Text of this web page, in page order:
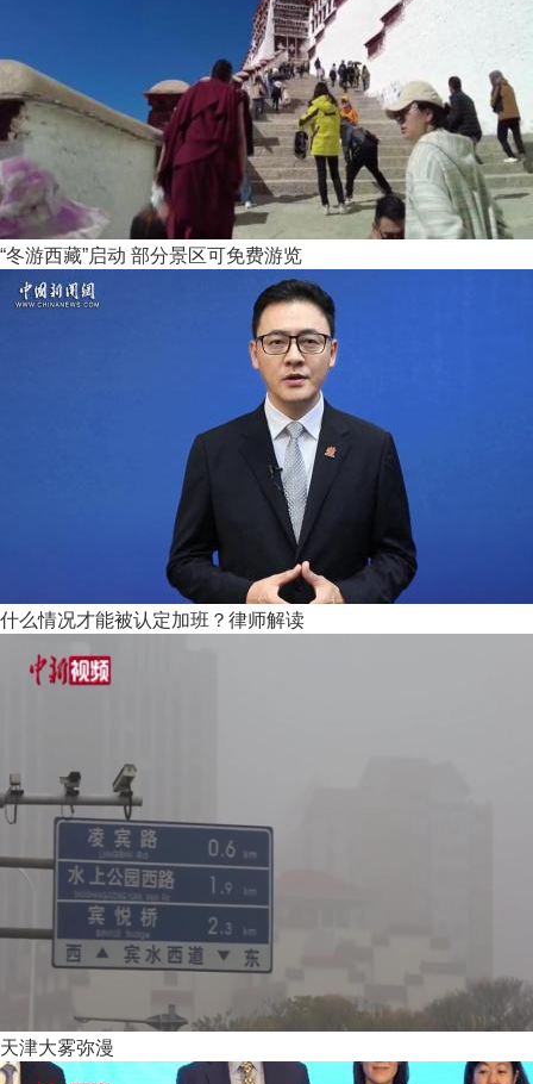
“冬游西藏”启动 部分景区可免费游览
什么情况才能被认定加班？律师解读
天津大雾弥漫